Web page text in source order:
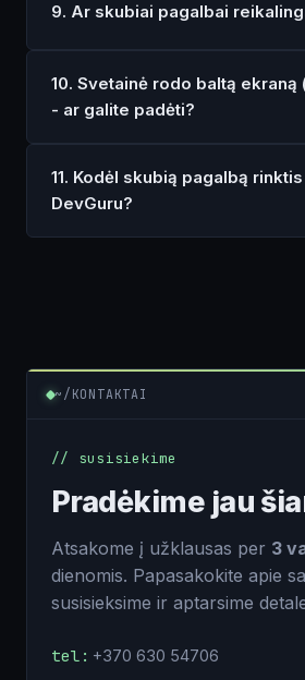
9. Ar skubiai pagalbai
10. Svetainė rodo baltą
- ar galite padėti?
11. Kodėl skubią pagalbą
DevGuru?
~/KONTAKTAI
// susisiekime
Pradėkime jau
Atsakome į užklausas per 3
dienomis. Papasakokite apie
susisieksime ir aptarsime
tel: +370 630 54706